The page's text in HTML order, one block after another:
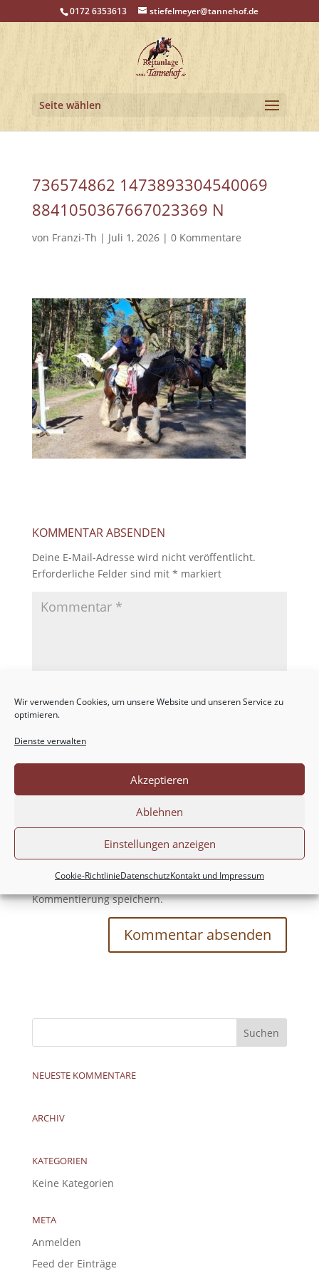
Wir verwenden Cookies, um unsere Website und unseren Service zu
optimieren.
Dienste verwalten
Akzeptieren
Ablehnen
Einstellungen anzeigen
Cookie-RichtlinieDatenschutzKontakt und Impressum
0172 6353613 stiefelmeyer@tannehof.de
Seite wählen
736574862 1473893304540069
8841050367667023369 N
von Franzi-Th | Juli 1, 2026| 0 Kommentare
KOMMENTAR ABSENDEN
Deine E-Mail-Adresse wird nicht veröffentlicht.
Erforderliche Felder sind mit * markiert
meine Website in diesem Browser für die nächste
Kommentierung speichern.
NEUESTE KOMMENTARE
ARCHIV
KATEGORIEN
Keine Kategorien
META
Anmelden
Feed der Einträge